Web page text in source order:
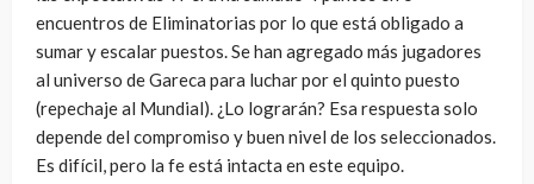
encuentros de Eliminatorias por lo que está obligado a
sumar y escalar puestos. Se han agregado más jugadores
al universo de Gareca para luchar por el quinto puesto
(repechaje al Mundial). ¿Lo lograrán? Esa respuesta solo
depende del compromiso y buen nivel de los seleccionados.
Es difícil, pero la fe está intacta en este equipo.